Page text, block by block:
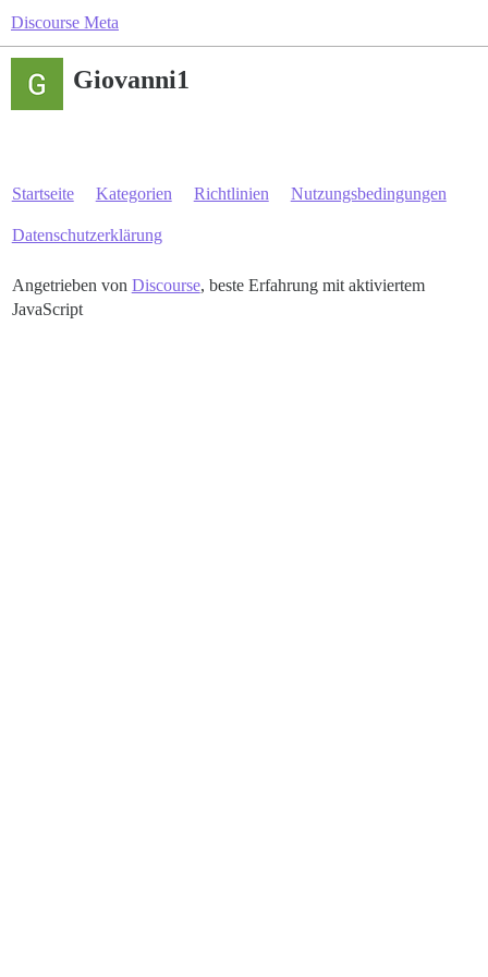
Discourse Meta
Giovanni1
Startseite Kategorien Richtlinien Nutzungsbedingungen
Datenschutzerklärung
Angetrieben von Discourse, beste Erfahrung mit aktiviertem
JavaScript